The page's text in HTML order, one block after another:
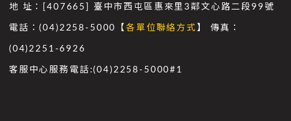
地 址：[407665] 臺中市西屯區惠來里3鄰文心路二段99號
電話：(04)2258-5000【各單位聯絡方式 】 傳真：
(04)2251-6926
客服中心服務電話:(04)2258-5000#1